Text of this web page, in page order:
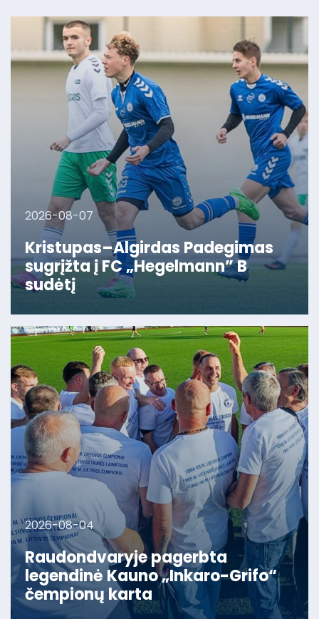
2026-08-07
Kristupas–Algirdas Padegimas
sugrįžta į FC „Hegelmann” B
sudėtį
2026-08-04
Raudondvaryje pagerbta
legendinė Kauno „Inkaro-Grifo“
čempionų karta